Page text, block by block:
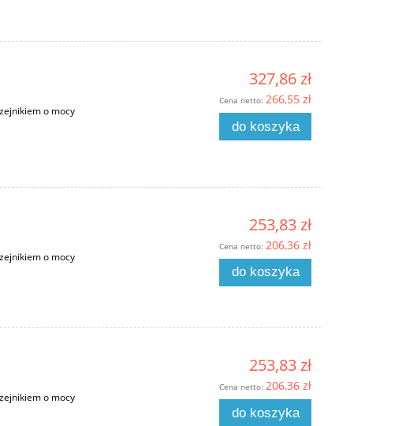
o mocy
327,86 zł
Cena netto: 266,55 zł
do koszyka
o mocy
253,83 zł
Cena netto: 206,36 zł
do koszyka
o mocy
253,83 zł
Cena netto: 206,36 zł
do koszyka